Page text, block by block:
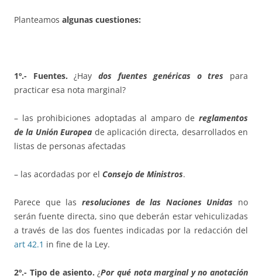
Planteamos algunas cuestiones:
1º.- Fuentes. ¿Hay dos fuentes genéricas o tres para
practicar esa nota marginal?
– las prohibiciones adoptadas al amparo de reglamentos
de la Unión Europea de aplicación directa, desarrollados en
listas de personas afectadas
– las acordadas por el Consejo de Ministros.
Parece que las resoluciones de las Naciones Unidas no
serán fuente directa, sino que deberán estar vehiculizadas
a través de las dos fuentes indicadas por la redacción del
art 42.1 in fine de la Ley.
2º.- Tipo de asiento.¿Por qué nota marginal y no anotación